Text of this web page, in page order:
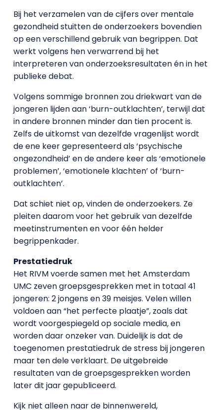
Bij het verzamelen van de cijfers over mentale
gezondheid stuitten de onderzoekers bovendien
op een verschillend gebruik van begrippen. Dat
werkt volgens hen verwarrend bij het
interpreteren van onderzoeksresultaten én in het
publieke debat.
Volgens sommige bronnen zou driekwart van de
jongeren lijden aan ‘burn-outklachten’, terwijl dat
in andere bronnen minder dan tien procent is.
Zelfs de uitkomst van dezelfde vragenlijst wordt
de ene keer gepresenteerd als ‘psychische
ongezondheid’ en de andere keer als ‘emotionele
problemen’, ‘emotionele klachten’ of ‘burn-
outklachten’.
Dat schiet niet op, vinden de onderzoekers. Ze
pleiten daarom voor het gebruik van dezelfde
meetinstrumenten en voor één helder
begrippenkader.
Prestatiedruk
Het RIVM voerde samen met het Amsterdam
UMC zeven groepsgesprekken met in totaal 41
jongeren: 2 jongens en 39 meisjes. Velen willen
voldoen aan “het perfecte plaatje”, zoals dat
wordt voorgespiegeld op sociale media,en
worden daar onzeker van. Duidelijk is dat de
toegenomen prestatiedruk de stress bij jongeren
maar ten dele verklaart. De uitgebreide
resultaten van de groepsgesprekken worden
later dit jaar gepubliceerd.
Kijk niet alleen naar de binnenwereld,